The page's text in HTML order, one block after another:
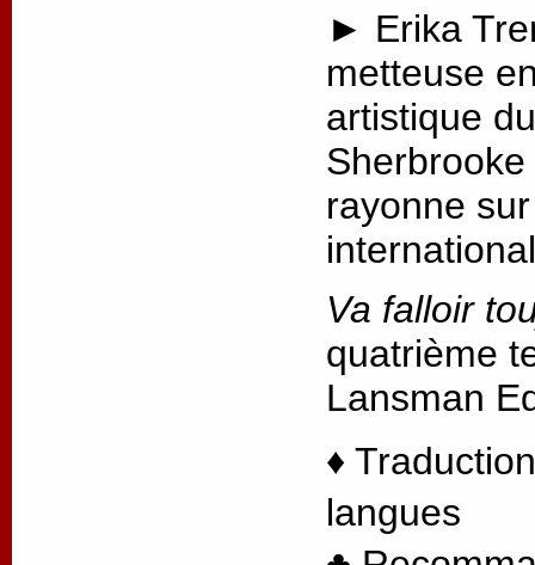
► Erika
metteuse
artistique
rayonne
Va falloir
quatrième
Lansman
♦
langues